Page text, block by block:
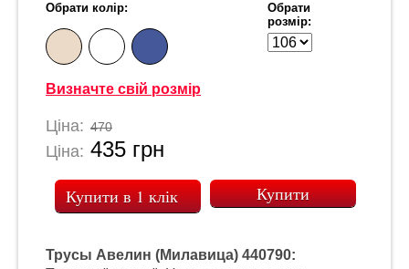
Обрати колір:
Обрати
розмір:
Визначте свій розмір
Ціна: 470
Ціна: 435 грн
Купити в 1 клік
Трусы Авелин (Милавица) 440790: